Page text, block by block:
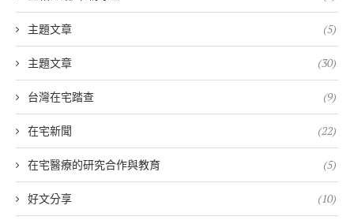
主題文章 (5)
主題文章 (30)
台灣在宅踏查 (9)
在宅新聞 (22)
在宅醫療的研究合作與教育 (5)
好文分享 (10)